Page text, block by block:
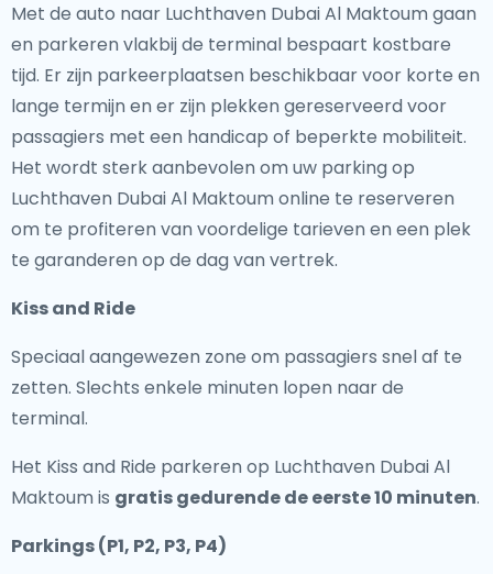
Met de auto naar Luchthaven Dubai Al Maktoum gaan
en parkeren vlakbij de terminal bespaart kostbare
tijd. Er zijn parkeerplaatsen beschikbaar voor korte en
lange termijn en er zijn plekken gereserveerd voor
passagiers met een handicap of beperkte mobiliteit.
Het wordt sterk aanbevolen om uw parking op
Luchthaven Dubai Al Maktoum online te reserveren
om te profiteren van voordelige tarieven en een plek
te garanderen op de dag van vertrek.
Kiss and Ride
Speciaal aangewezen zone om passagiers snel af te
zetten. Slechts enkele minuten lopen naar de
terminal.
Het Kiss and Ride parkeren op Luchthaven Dubai Al
Maktoum is gratis gedurende de eerste 10 minuten.
Parkings (P1, P2, P3, P4)